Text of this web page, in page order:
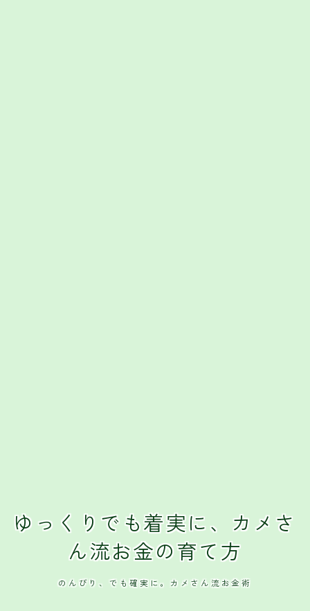
ゆっくりでも着実に、カメさ
ん流お金の育て方
のんびり、でも確実に。カメさん流お金術